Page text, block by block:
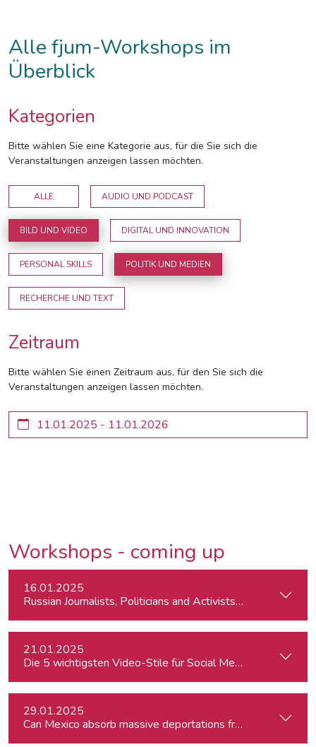
Alle fjum-Workshops im
Überblick
Kategorien
Bitte wählen Sie eine Kategorie aus, für die Sie sich die
Veranstaltungen anzeigen lassen möchten.
ALLE AUDIO UND PODCAST
BILD UND VIDEO DIGITAL UND INNOVATION
PERSONAL SKILLS POLITIK UND MEDIEN
RECHERCHE UND TEXT
Zeitraum
Bitte wählen Sie einen Zeitraum aus, für den Sie sich die
Veranstaltungen anzeigen lassen möchten.
Workshops - coming up
16.01.2025
Russian Journalists, Politicians and Activists in Europe:
21.01.2025
Die 5 wichtigsten Video-Stile für Social Media
29.01.2025
Can Mexico absorb massive deportations from the US?